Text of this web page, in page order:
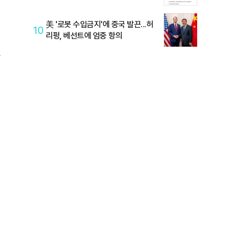
10 美 '로봇 수입금지'에 중국 발끈...허
리펑, 베선트에 엄중 항의